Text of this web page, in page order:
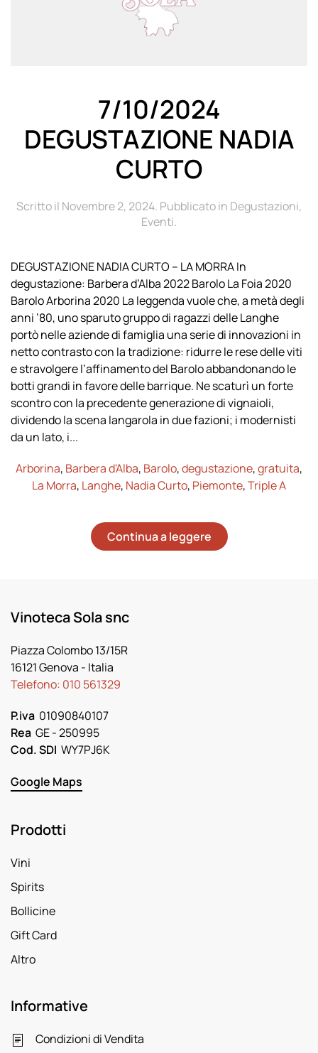
7/10/2024
DEGUSTAZIONE NADIA
CURTO
Scritto il Novembre 2, 2024. Pubblicato in Degustazioni,
Eventi.
DEGUSTAZIONE NADIA CURTO – LA MORRA In
degustazione: Barbera d’Alba 2022 Barolo La Foia 2020
Barolo Arborina 2020 La leggenda vuole che, a metà degli
anni ’80, uno sparuto gruppo di ragazzi delle Langhe
portò nelle aziende di famiglia una serie di innovazioni in
netto contrasto con la tradizione: ridurre le rese delle viti
e stravolgere l’affinamento del Barolo abbandonando le
botti grandi in favore delle barrique. Ne scaturì un forte
scontro con la precedente generazione di vignaioli,
dividendo la scena langarola in due fazioni; i modernisti
da un lato, i...
Arborina, Barbera d'Alba, Barolo,degustazione,gratuita,
La Morra, Langhe, Nadia Curto, Piemonte,Triple A
Continua a leggere
Vinoteca Sola snc
Piazza Colombo 13/15R
16121 Genova - Italia
Telefono: 010 561329
P.iva 01090840107
Rea GE - 250995
Cod. SDI WY7PJ6K
Google Maps
Prodotti
Vini
Spirits
Bollicine
Gift Card
Altro
Informative
Condizioni di Vendita